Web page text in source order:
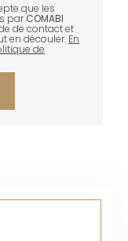
que les
parCOMABI
de contact et
en découler. En
de